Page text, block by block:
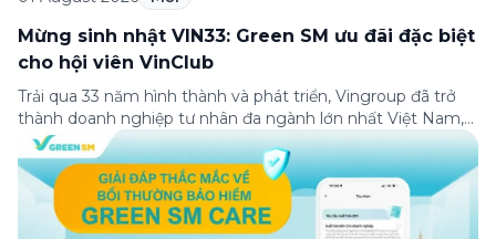
Mừng sinh nhật VIN33: Green SM ưu đãi đặc biệt
cho hội viên VinClub
Trải qua 33 năm hình thành và phát triển, Vingroup đã trở
thành doanh nghiệp tư nhân đa ngành lớn nhất Việt Nam,
lọt Top 30 doanh nghiệp lớn nhất Đông Nam Á theo bảng
xếp hạng của Tạp chí Fortune (Mỹ). Nhân kỷ niệm 33 năm
thành lập (8/8/1993 đến 8/8/2026), Green SM trân […]